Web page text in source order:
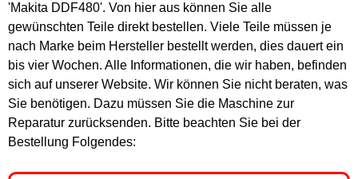
'Makita DDF480'. Von hier aus können Sie alle
gewünschten Teile direkt bestellen. Viele Teile müssen je
nach Marke beim Hersteller bestellt werden, dies dauert ein
bis vier Wochen. Alle Informationen, die wir haben, befinden
sich auf unserer Website. Wir können Sie nicht beraten, was
Sie benötigen. Dazu müssen Sie die Maschine zur
Reparatur zurücksenden. Bitte beachten Sie bei der
Bestellung Folgendes: